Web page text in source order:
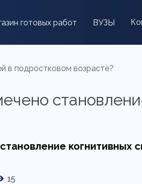
готовых работ ВУЗЫ
в подростковом возрасте?
когнитивных
15